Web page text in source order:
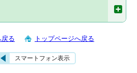
る トップページへ戻る
スマートフォン表示